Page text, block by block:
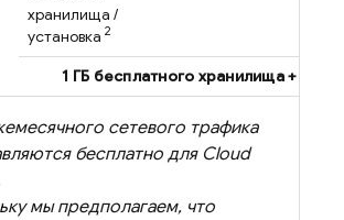
хранилища /
установка 2
1 ГБ бесплатного хранилища +
сетевого трафика
бесплатно для Cloud
мы предполагаем, что